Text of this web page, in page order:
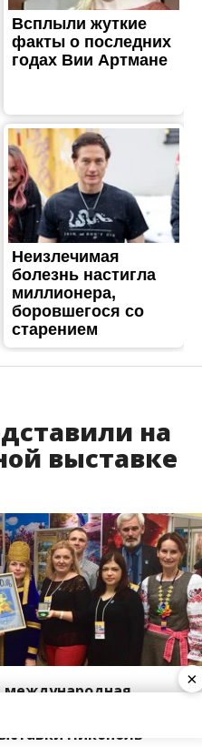
на
выставке
международная
Впервые за
Никополь
стендом.
– популяризация
×